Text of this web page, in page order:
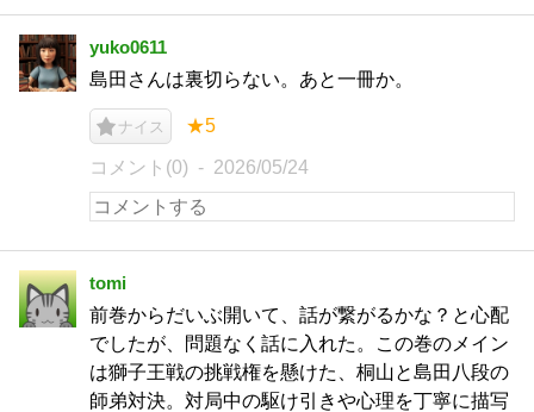
yuko0611
島田さんは裏切らない。あと一冊か。
ナイス ★5
コメント(0) 2026/05/24
tomi
前巻からだいぶ開いて、話が繋がるかな？と心配
でしたが、問題なく話に入れた。この巻のメイン
は獅子王戦の挑戦権を懸けた、桐山と島田八段の
師弟対決。対局中の駆け引きや心理を丁寧に描写